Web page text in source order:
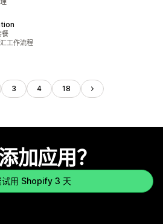
餐
工作流程
3 4 18
加应用？
试用 Shopify 3 天